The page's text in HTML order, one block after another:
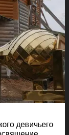
девичьего